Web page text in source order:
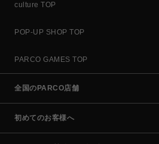
culture TOP
POP-UP SHOP TOP
PARCO GAMES TOP
全国のPARCO店舗
初めてのお客様へ